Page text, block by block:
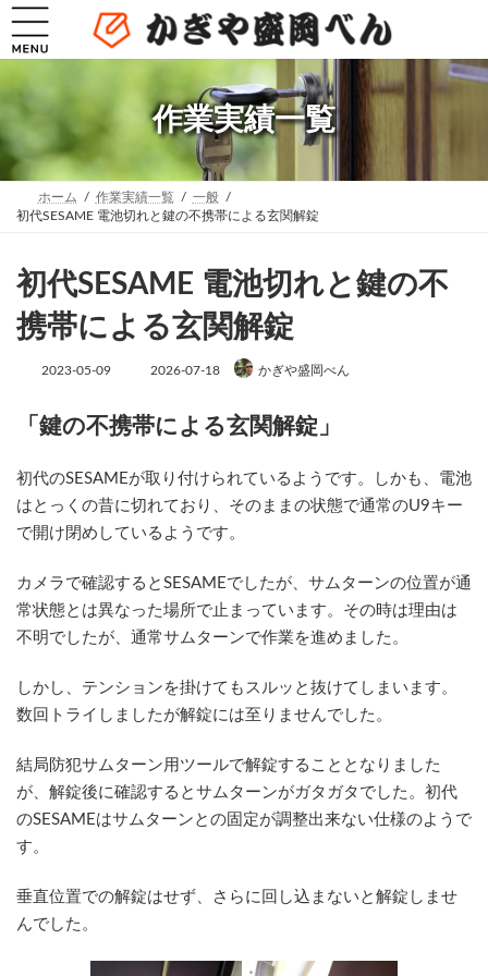
コ
テ
へ
ッ
プ
ナ
ゲ
ョ
移
動
作業実績一覧
ホーム 作業実績一覧
一般
初代SESAME 電池切れと鍵の不携帯による玄関解錠
初代SESAME 電池切れと鍵の不
携帯による玄関解錠
2023-05-09
最
新
日
:
2026-07-18 かぎや盛岡べん
「鍵の不携帯による玄関解錠」
初代のSESAMEが取り付けられているようです。しかも、電池
はとっくの昔に切れており、そのままの状態で通常のU9キー
で開け閉めしているようです。
カメラで確認するとSESAMEでしたが、サムターンの位置が通
常状態とは異なった場所で止まっています。その時は理由は
不明でしたが、通常サムターンで作業を進めました。
しかし、テンションを掛けてもスルッと抜けてしまいます。
数回トライしましたが解錠には至りませんでした。
結局防犯サムターン用ツールで解錠することとなりました
が、解錠後に確認するとサムターンがガタガタでした。初代
のSESAMEはサムターンとの固定が調整出来ない仕様のようで
す。
垂直位置での解錠はせず、さらに回し込まないと解錠しませ
んでした。